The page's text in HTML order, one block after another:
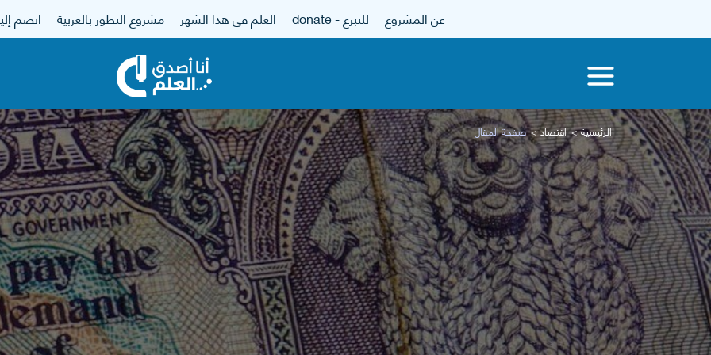
عن المشروع للتبرع - donate العلم في هذا الشهر مشروع التطور بالعربية انضم
الرئيسية اقتصاد صفحة المقال